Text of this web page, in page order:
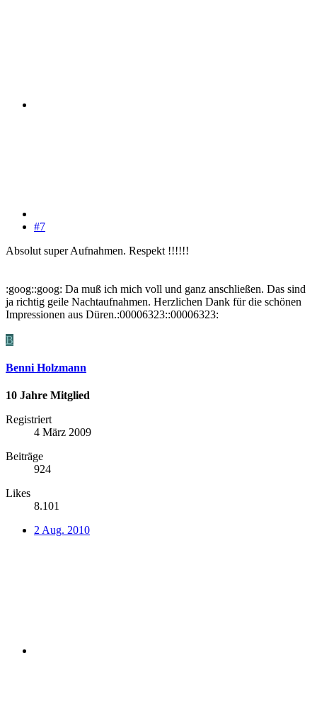
#7
Absolut super Aufnahmen. Respekt !!!!!!
:goog::goog: Da muß ich mich voll und ganz anschließen. Das sind
ja richtig geile Nachtaufnahmen. Herzlichen Dank für die schönen
Impressionen aus Düren.:00006323::00006323:
B
Benni Holzmann
10 Jahre Mitglied
Registriert
4 März 2009
Beiträge
924
Likes
8.101
2 Aug. 2010